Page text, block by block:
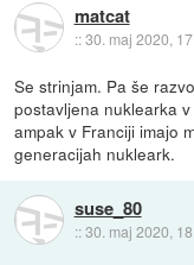
matcat
::30. maj 2020,
Se strinjam. Pa še
postavljena nuklearka
ampak v Franciji imajo
generacijah nukleark.
suse_80
::30. maj 2020,